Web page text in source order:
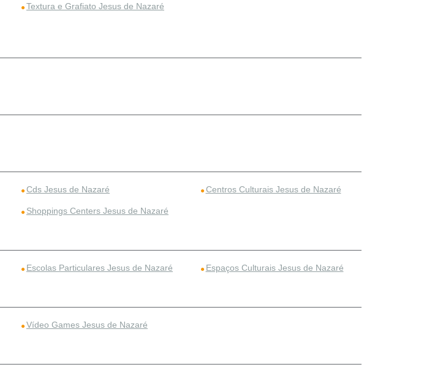
Textura e Grafiato Jesus de Nazaré
Cds Jesus de Nazaré Centros Culturais Jesus de Nazaré
Shoppings Centers Jesus de Nazaré
Escolas Particulares Jesus de Nazaré Espaços Culturais Jesus de Nazaré
Vídeo Games Jesus de Nazaré